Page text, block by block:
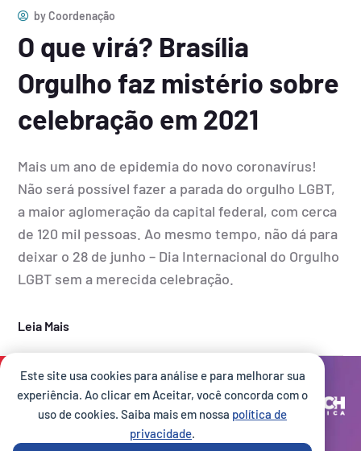
Este site usa cookies para análise e para melhorar sua
experiência. Ao clicar em Aceitar, você concorda com o
uso de cookies. Saiba mais em nossa política de
privacidade.
byCoordenação
O que virá? Brasília
Orgulho faz mistério sobre
celebração em 2021
Mais um ano de epidemia do novo coronavírus!
Não será possível fazer a parada do orgulho LGBT,
a maior aglomeração da capital federal, com cerca
de 120 mil pessoas. Ao mesmo tempo, não dá para
deixar o 28 de junho – Dia Internacional do Orgulho
LGBT sem a merecida celebração.
Leia Mais
Site desenvolvido por:
Execução: